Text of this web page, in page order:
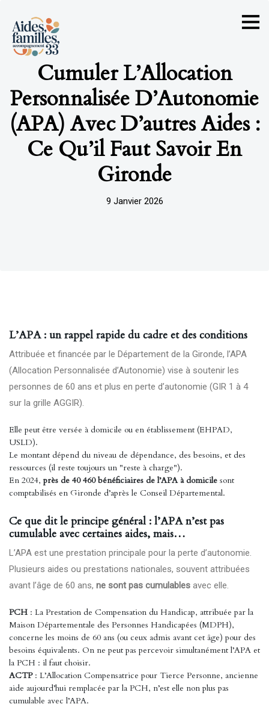
Cumuler L’Allocation
Personnalisée D’Autonomie
(APA) Avec D’autres Aides :
Ce Qu’il Faut Savoir En
Gironde
9 Janvier 2026
L’APA : un rappel rapide du cadre et des conditions
Attribuée et financée par le Département de la Gironde, l’APA
(Allocation Personnalisée d’Autonomie) vise à soutenir les
personnes de 60 ans et plus en perte d’autonomie (GIR 1 à 4
sur la grille AGGIR).
Elle peut être versée à domicile ou en établissement (EHPAD,
USLD).
Le montant dépend du niveau de dépendance, des besoins, et des
ressources (il reste toujours un "reste à charge").
En 2024, près de 40 460 bénéficiaires de l’APA à domicile sont
comptabilisés en Gironde d’après le Conseil Départemental.
Ce que dit le principe général : l’APA n’est pas
cumulable avec certaines aides, mais…
L’APA est une prestation principale pour la perte d’autonomie.
Plusieurs aides ou prestations nationales, souvent attribuées
avant l’âge de 60 ans, ne sont pas cumulables avec elle.
PCH : La Prestation de Compensation du Handicap, attribuée par la
Maison Départementale des Personnes Handicapées (MDPH),
concerne les moins de 60 ans (ou ceux admis avant cet âge) pour des
besoins équivalents. On ne peut pas percevoir simultanément l’APA et
la PCH : il faut choisir.
ACTP: L’Allocation Compensatrice pour Tierce Personne, ancienne
aide aujourd’hui remplacée par la PCH, n’est elle non plus pas
cumulable avec l’APA.